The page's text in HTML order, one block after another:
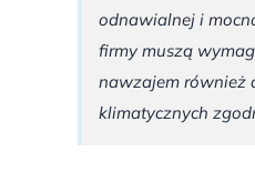
odnawialnej i
firmy muszą
nawzajem również
klimatycznych